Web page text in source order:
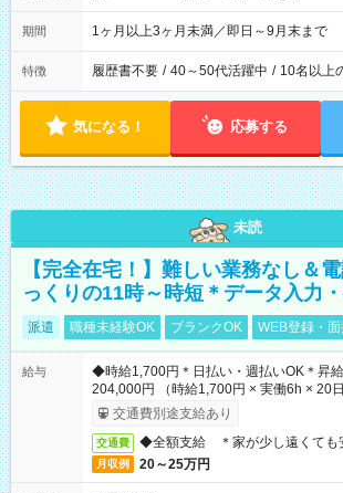
期間 1ヶ月以上3ヶ月未満／即日～9月末まで
特徴 履歴書不要 / 40～50代活躍中 / 10名以上
気になる！ 応募する
未読
【完全在宅！】難しい業務なし＆
っくりの11時～時短＊データ入力
派遣 職種未経験OK ブランクOK WEB登録・
給与
◆時給1,700円＊日払い・週払いOK＊昇
204,000円 （時給1,700円 × 実働6h × 20日
交通費別途支給あり
交通費 ◆全額支給 ＊家が少し遠くても
月収例 20～25万円